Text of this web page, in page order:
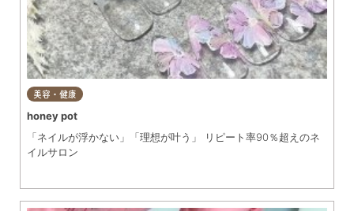
美容・健康
honey pot
「ネイルが浮かない」「理想が叶う」 リピート率90％超えのネ
イルサロン